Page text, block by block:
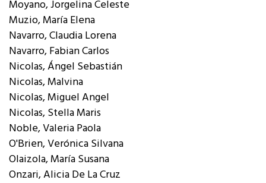
Moyano, Jorgelina Celeste
Muzio, María Elena
Navarro, Claudia Lorena
Navarro, Fabian Carlos
Nicolas, Ángel Sebastián
Nicolas, Malvina
Nicolas, Miguel Angel
Nicolas, Stella Maris
Noble, Valeria Paola
O'Brien, Verónica Silvana
Olaizola, María Susana
Onzari, Alicia De La Cruz